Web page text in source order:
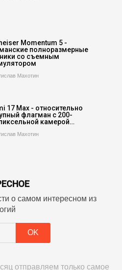
Momentum 5 -
полноразмерные
со съемным
Махотин
17 Max - относительно
флагман с 200-
камерой…
Махотин
о самом интересном из
отправляем только самое